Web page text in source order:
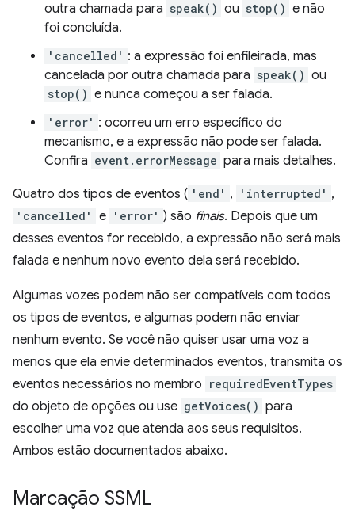
outra chamada para speak() ou stop() e não
foi concluída.
'cancelled' : a expressão foi enfileirada, mas
cancelada por outra chamada para speak() ou
stop() e nunca começou a ser falada.
'error' : ocorreu um erro específico do
mecanismo, e a expressão não pode ser falada.
Confira event.errorMessage para mais detalhes.
Quatro dos tipos de eventos ( 'end' , 'interrupted' ,
'cancelled' e 'error' ) são finais. Depois que um
desses eventos for recebido, a expressão não será mais
falada e nenhum novo evento dela será recebido.
Algumas vozes podem não ser compatíveis com todos
os tipos de eventos, e algumas podem não enviar
nenhum evento. Se você não quiser usar uma voz a
menos que ela envie determinados eventos, transmita os
eventos necessários no membro requiredEventTypes
do objeto de opções ou use getVoices() para
escolher uma voz que atenda aos seus requisitos.
Ambos estão documentados abaixo.
Marcação SSML